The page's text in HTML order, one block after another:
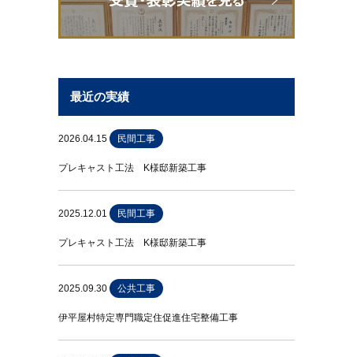
最近の実績
2026.04.15 民間工事
プレキャスト工法 K様邸新築工事
2025.12.01 民間工事
プレキャスト工法 K様邸新築工事
2025.09.30 公共工事
伊平屋村特定専門職定住促進住宅整備工事